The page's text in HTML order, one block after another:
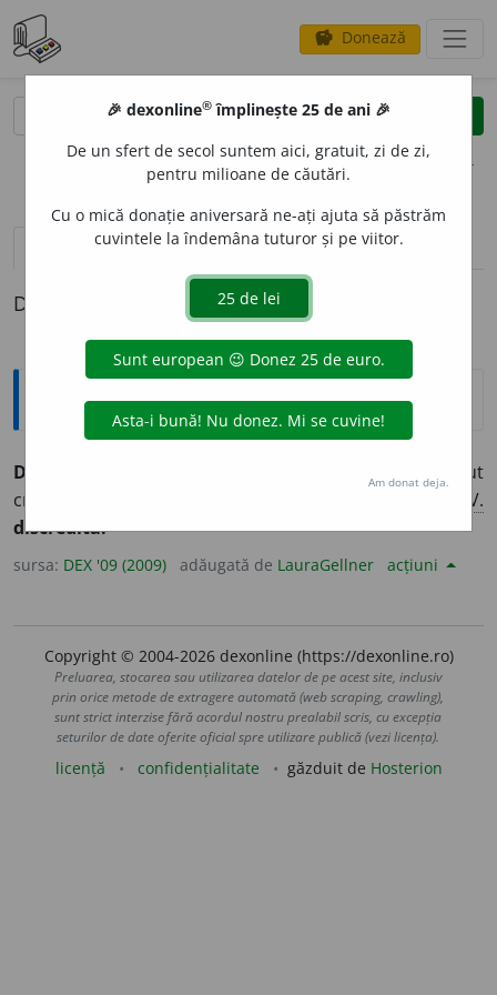
savings Donează
clear
opțiuni
definiții (1) pronunțievolume_up (6)
Definiția cu ID-ul 860942:
Explicative DEX
DISCREDIT
Care și-a pierdut
creditul, considerația, bunul renume; compromis. –
V.
discredita.
sursa: DEX '09 (2009) adăugată de LauraGellner acțiuni
Copyright © 2004-2026 dexonline (https://dexonline.ro)
Preluarea, stocarea sau utilizarea datelor de pe acest site, inclusiv
prin orice metode de extragere automată (web scraping, crawling),
sunt strict interzise fără acordul nostru prealabil scris, cu excepția
seturilor de date oferite oficial spre utilizare publică (vezi licența).
licență confidențialitate găzduit de Hosterion
🎉 dexonline® împlinește 25 de ani 🎉
De un sfert de secol suntem aici, gratuit, zi de zi,
pentru milioane de căutări.
Cu o mică donație aniversară ne-ați ajuta să păstrăm
cuvintele la îndemâna tuturor și pe viitor.
Am donat deja.